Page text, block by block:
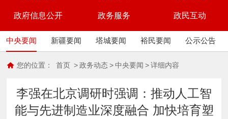
政府信息公开 政务服务 政民互动
中央要闻 新疆要闻 塔城要闻 裕民要闻 公示公告
您的位置： 首页 > 政务动态 > 中央要闻 > 详细内容
李强在北京调研时强调：推动人工智
能与先进制造业深度融合 加快培育塑